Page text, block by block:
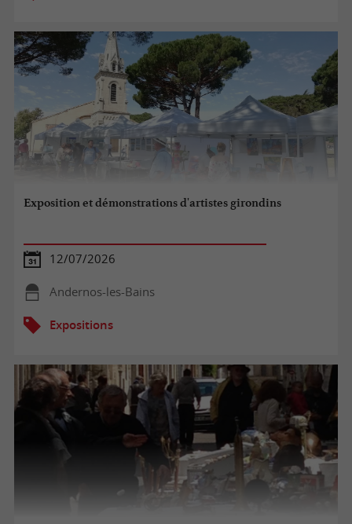
Exposition et démonstrations d'artistes girondins
12/07/2026
Andernos-les-Bains
Expositions